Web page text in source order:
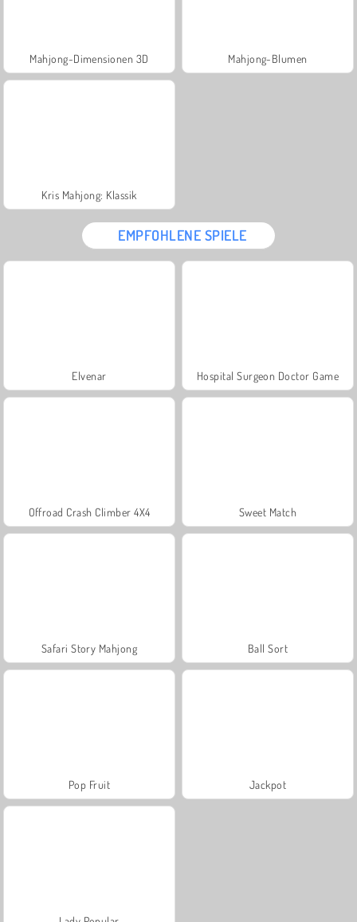
Mahjong-Dimensionen 3D Mahjong-Blumen
Kris Mahjong: Klassik
EMPFOHLENE SPIELE
Elvenar Hospital Surgeon Doctor Game
Offroad Crash Climber 4X4 Sweet Match
Safari Story Mahjong Ball Sort
Pop Fruit Jackpot